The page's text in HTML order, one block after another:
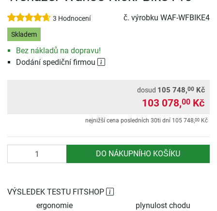
3 Hodnocení č. výrobku WAF-WFBIKE4
Skladem
Bez nákladů na dopravu!
Dodání spediční firmou
dosud 105 748,00 Kč
103 078,00 Kč
nejnižší cena posledních 30ti dní 105 748,00 Kč
DO NÁKUPNÍHO KOŠÍKU
VÝSLEDEK TESTU FITSHOP
ergonomie
plynulost chodu